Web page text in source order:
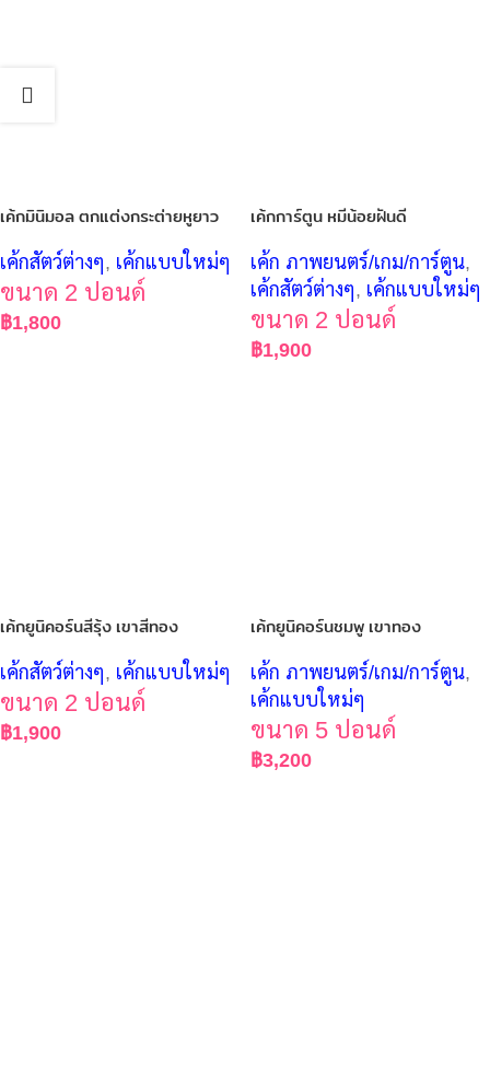
เค้กมินิมอล ตกแต่งกระต่ายหูยาว
เค้กสัตว์ต่างๆ, เค้กแบบใหม่ๆ
ขนาด 2 ปอนด์
฿1,800
เค้กการ์ตูน หมีน้อยฝันดี
เค้ก ภาพยนตร์/เกม/การ์ตูน,
เค้กสัตว์ต่างๆ, เค้กแบบใหม่ๆ
ขนาด 2 ปอนด์
฿1,900
เค้กยูนิคอร์นสีรุ้ง เขาสีทอง
เค้กสัตว์ต่างๆ, เค้กแบบใหม่ๆ
ขนาด 2 ปอนด์
฿1,900
เค้กยูนิคอร์นชมพู เขาทอง
เค้ก ภาพยนตร์/เกม/การ์ตูน,
เค้กแบบใหม่ๆ
ขนาด 5 ปอนด์
฿3,200